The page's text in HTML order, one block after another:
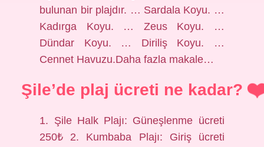
bulunan bir plajdır. … Sardala Koyu. …
Kadırga Koyu. … Zeus Koyu. …
Dündar Koyu. … Diriliş Koyu. …
Cennet Havuzu.Daha fazla makale…
Şile’de plaj ücreti ne kadar?
1. Şile Halk Plajı: Güneşlenme ücreti
250₺ 2. Kumbaba Plajı: Giriş ücreti